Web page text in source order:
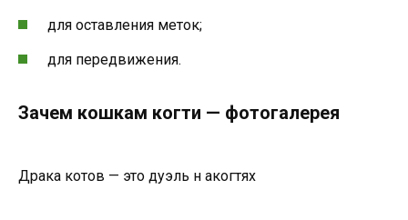
для оставления меток;
для передвижения.
Зачем кошкам когти — фотогалерея
Драка котов — это дуэль н акогтях